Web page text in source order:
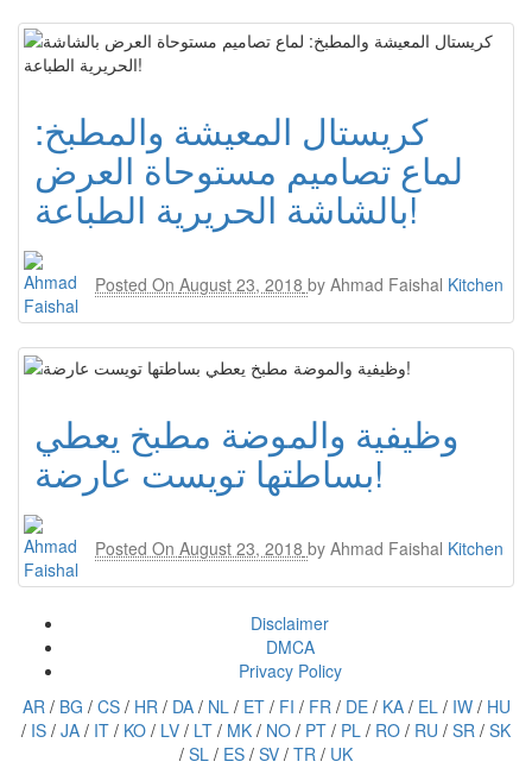
كريستال المعيشة والمطبخ:
لماع تصاميم مستوحاة العرض
بالشاشة الحريرية الطباعة!
Posted On August 23, 2018 by Ahmad Faishal Kitchen
وظيفية والموضة مطبخ يعطي
بساطتها تويست عارضة!
Posted On August 23, 2018 by Ahmad Faishal Kitchen
Disclaimer
DMCA
Privacy Policy
AR/ BG / CS/ HR/ DA/ NL/ ET/ FI / FR/ DE/ KA/ EL/ IW/ HU
/ IS / JA / IT / KO / LV / LT / MK / NO / PT / PL / RO / RU / SR / SK
/ SL / ES / SV / TR / UK